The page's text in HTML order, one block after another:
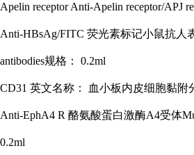
Apelin receptor Anti-Apelin receptor/APJ
Anti-HBsAg/FITC 荧光素标记小鼠抗人
antibodies规格： 0.2ml
CD31 英文名称： 血小板内皮细胞黏附
Anti-EphA4 R 酪氨酸蛋白激酶A4受体
0.2ml